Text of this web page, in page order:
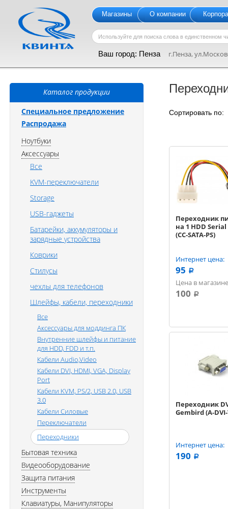
Магазины О компании
Ваш город: Пенза г.Пенза,
Сортировать
Переходник
на 1 HDD Serial
(CC-SATA-PS)
Интернет цена:
95 a
Цена в
100 a
Переходник
Gembird (A-DVI-
Интернет цена:
190 a
Каталог продукции
Специальное предложение
Распродажа
Ноутбуки
Аксессуары
Все
KVM-переключатели
Storage
USB-гаджеты
Батарейки, аккумуляторы и
зарядные устройства
Коврики
Стилусы
чехлы для телефонов
Шлейфы, кабели, переходники
Все
Аксессуары для моддинга ПК
Внутренние шлейфы и питание
для HDD, FDD и т.п.
Кабели Audio,Video
Кабели DVI, HDMI, VGA, Display
Port
Кабели KVM, PS/2, USB 2.0, USB
3.0
Кабели Силовые
Переключатели
Переходники
Бытовая техника
Видеооборудование
Защита питания
Инструменты
Клавиатуры, Манипуляторы